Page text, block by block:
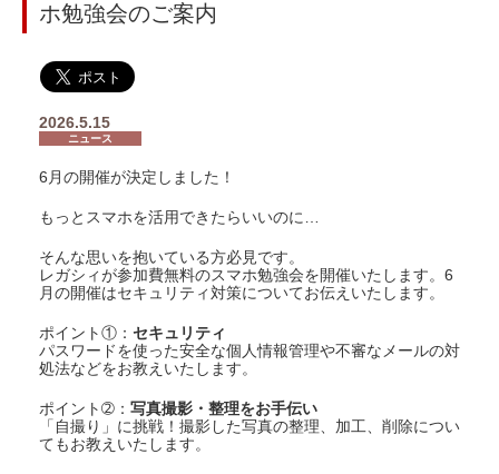
ホ勉強会のご案内
2026.5.15
ニュース
6月の開催が決定しました！
もっとスマホを活用できたらいいのに…
そんな思いを抱いている方必見です。
レガシィが参加費無料のスマホ勉強会を開催いたします。6
月の開催はセキュリティ対策についてお伝えいたします。
ポイント①： セキュリティ
パスワードを使った安全な個人情報管理や不審なメールの対
処法などをお教えいたします。
ポイント➁： 写真撮影・整理をお手伝い
「自撮り」に挑戦！撮影した写真の整理、加工、削除につい
てもお教えいたします。